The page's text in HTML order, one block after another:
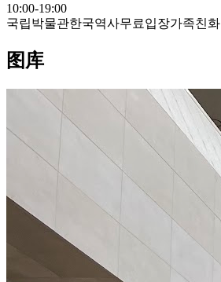
10:00-19:00
국립박물관한국역사무료입장가족친화
图库